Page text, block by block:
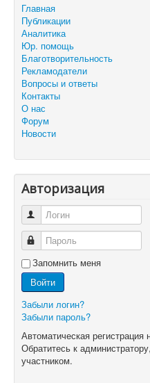
Главная
Публикации
Аналитика
Юр. помощь
Благотворительность
Рекламодатели
Вопросы и ответы
Контакты
О нас
Форум
Новости
Авторизация
Логин
Пароль
Запомнить меня
Войти
Забыли логин?
Забыли пароль?
Автоматическая
Обратитесь к
участником.